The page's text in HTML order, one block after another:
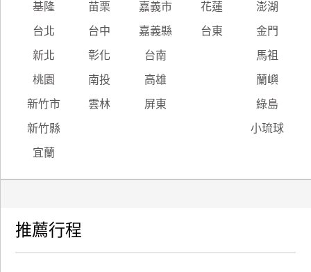
基隆 苗栗 嘉義市 花蓮 澎湖
台北 台中 嘉義縣 台東 金門
新北 彰化 台南 馬祖
桃園 南投 高雄 蘭嶼
新竹市 雲林 屏東 綠島
新竹縣 小琉球
宜蘭
推薦行程